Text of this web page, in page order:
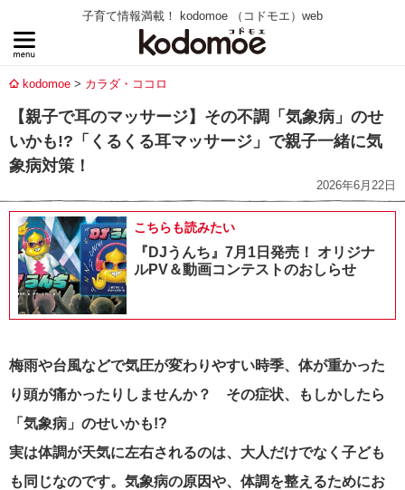
子育て情報満載！ kodomoe （コドモエ）web
kodomoe カラダ・ココロ
【親子で耳のマッサージ】その不調「気象病」のせ
いかも!?「くるくる耳マッサージ」で親子一緒に気
象病対策！
2026年6月22日
こちらも読みたい
『DJうんち』7月1日発売！ オリジナ
ルPV＆動画コンテストのおしらせ
梅雨や台風などで気圧が変わりやすい時季、体が重かった
り頭が痛かったりしませんか？ その症状、もしかしたら
「気象病」のせいかも!?
実は体調が天気に左右されるのは、大人だけでなく子ども
も同じなのです。気象病の原因や、体調を整えるためにお